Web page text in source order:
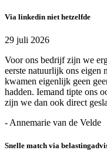
Via linkedin niet hetzelfde
29 juli 2026
Voor ons bedrijf zijn we
eerste natuurlijk ons eigen
kwamen eigenlijk geen
hadden. Iemand tipte ons
zijn we dan ook direct
- Annemarie van de Velde
Snelle match via